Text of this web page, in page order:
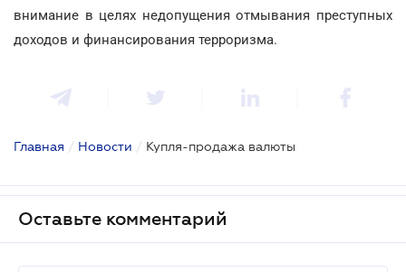
внимание в целях недопущения отмывания преступных
доходов и финансирования терроризма.
Главная / Новости / Купля-продажа валюты
Оставьте комментарий